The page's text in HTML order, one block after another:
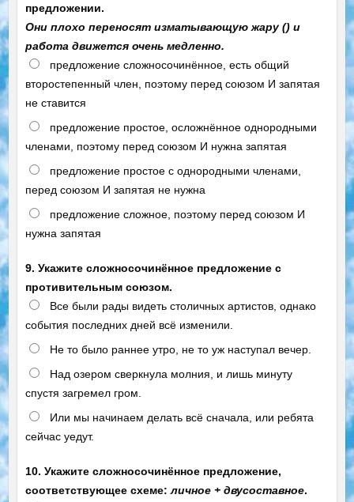
предложении.
Они плохо переносят изматывающую жару () и
работа движется очень медленно.
предложение сложносочинённое, есть общий
второстепенный член, поэтому перед союзом И запятая
не ставится
предложение простое, осложнённое однородными
членами, поэтому перед союзом И нужна запятая
предложение простое с однородными членами,
перед союзом И запятая не нужна
предложение сложное, поэтому перед союзом И
нужна запятая
9. Укажите сложносочинённое предложение с
противительным союзом.
Все были рады видеть столичных артистов, однако
события последних дней всё изменили.
Не то было раннее утро, не то уж наступал вечер.
Над озером сверкнула молния, и лишь минуту
спустя загремел гром.
Или мы начинаем делать всё сначала, или ребята
сейчас уедут.
10. Укажите сложносочинённое предложение,
соответствующее схеме:личное + двусоставное.